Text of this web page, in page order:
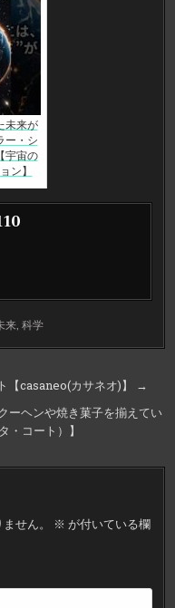
未来が
ー・シ
宇宙の
ン】
来 科学
【casaneo(カサネオ)】 →
ーヘンや焼き菓子を揃えてい
・コート）】
せん。 ※ が付いている欄